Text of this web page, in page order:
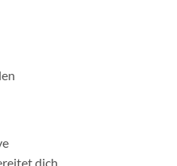
dich